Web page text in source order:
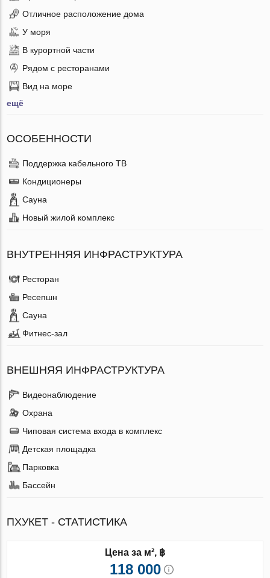
Отличное расположение дома
У моря
В курортной части
Рядом с ресторанами
Вид на море
ещё
ОСОБЕННОСТИ
Поддержка кабельного ТВ
Кондиционеры
Сауна
Новый жилой комплекс
ВНУТРЕННЯЯ ИНФРАСТРУКТУРА
Ресторан
Ресепшн
Сауна
Фитнес-зал
ВНЕШНЯЯ ИНФРАСТРУКТУРА
Видеонаблюдение
Охрана
Чиповая система входа в комплекс
Детская площадка
Парковка
Бассейн
ПХУКЕТ - СТАТИСТИКА
Цена за м², ฿
118 000